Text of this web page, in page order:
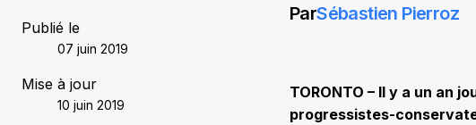
Publié le
07 juin 2019
Mise à jour
10 juin 2019
ParSébastien Pierroz
TORONTO – Il y a un an
progressistes-